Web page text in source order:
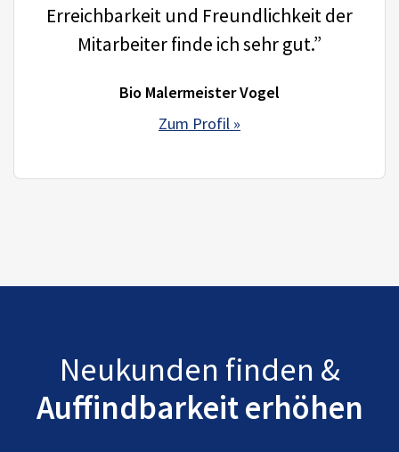
Erreichbarkeit und Freundlichkeit der
Mitarbeiter finde ich sehr gut.”
Bio Malermeister Vogel
Zum Profil »
Neukunden finden &
Auffindbarkeit erhöhen